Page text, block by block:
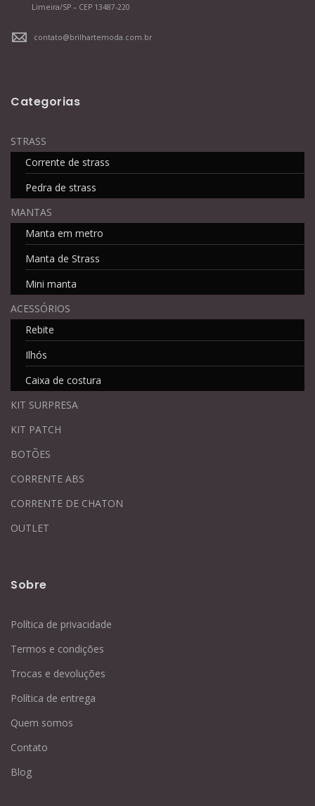
Limeira/SP – CEP 13487-220
contato@brilhartemoda.com.br
Categorias
STRASS
Corrente de strass
Pedra de strass
MANTAS
Manta em metro
Manta de Strass
Mini manta
ACESSÓRIOS
Rebite
Ilhós
Caixa de costura
KIT SURPRESA
KIT PATCH
BOTÕES
CORRENTE ABS
CORRENTE DE CHATON
OUTLET
Sobre
Política de privacidade
Termos e condições
Trocas e devoluções
Política de entrega
Quem somos
Contato
Blog